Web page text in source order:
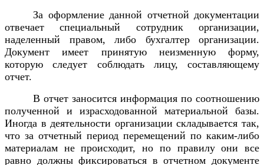
За оформление данной отчетной документации
отвечает специальный сотрудник организации,
наделенный правом, либо бухгалтер организации.
Документ имеет принятую неизменную форму,
которую следует соблюдать лицу, составляющему
отчет.
В отчет заносится информация по соотношению
полученной и израсходованной материальной базы.
Иногда в деятельности организации складывается так,
что за отчетный период перемещений по каким-либо
материалам не происходит, но по правилу они все
равно должны фиксироваться в отчетном документе